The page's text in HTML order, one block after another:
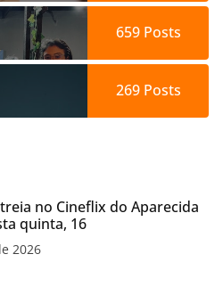
659Posts
269Posts
no Cineflix do Aparecida
quinta, 16
2026